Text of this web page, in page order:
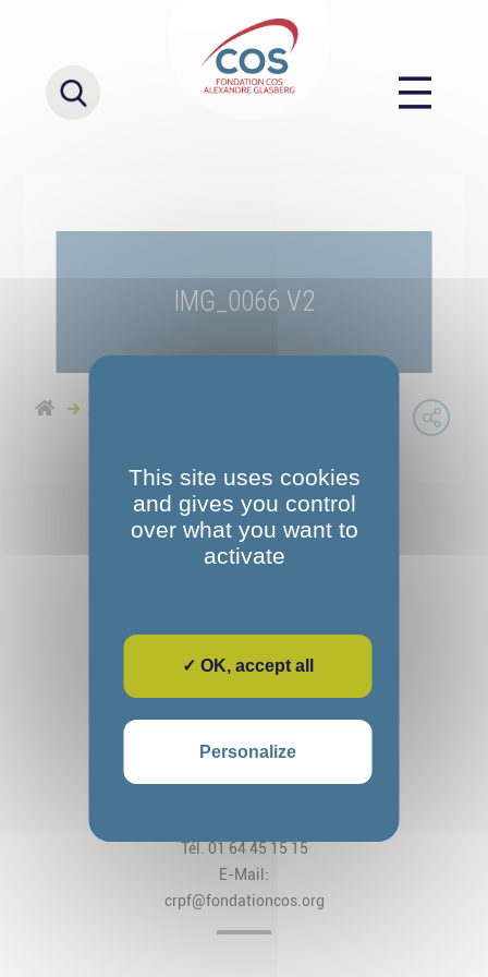
IMG_0066 V2
Fondation Alexandre Glasberg
Cos CRPF Nanteau
Tél. 01 64 45 15 15
E-Mail:
crpf@fondationcos.org
This site uses cookies
and gives you control
over what you want to
activate
✓ OK, accept all
Personalize